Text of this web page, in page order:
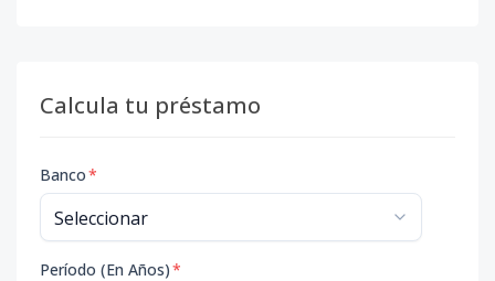
Calcula tu préstamo
Banco*
Período (En Años)*